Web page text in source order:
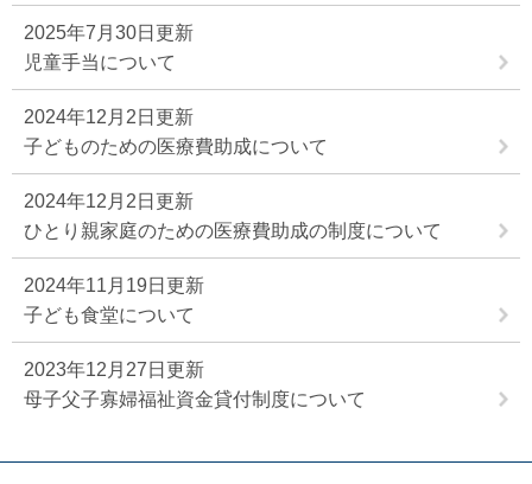
2025年7月30日更新
児童手当について
2024年12月2日更新
子どものための医療費助成について
2024年12月2日更新
ひとり親家庭のための医療費助成の制度について
2024年11月19日更新
子ども食堂について
2023年12月27日更新
母子父子寡婦福祉資金貸付制度について